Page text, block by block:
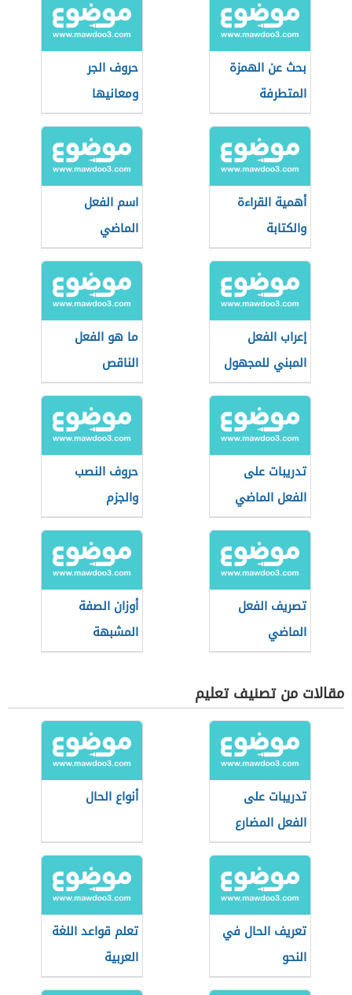
بحث عن الهمزة
المتطرفة
حروف الجر
ومعانيها
أهمية القراءة
والكتابة
اسم الفعل
الماضي
إعراب الفعل
المبني للمجهول
ما هو الفعل
الناقص
تدريبات على
الفعل الماضي
حروف النصب
والجزم
تصريف الفعل
الماضي
أوزان الصفة
المشبهة
مقالات من تصنيف تعليم
تدريبات على
الفعل المضارع
المرفوع والمنصوب
والمجزوم
أنواع الحال
تعريف الحال في
النحو
تعلم قواعد اللغة
العربية